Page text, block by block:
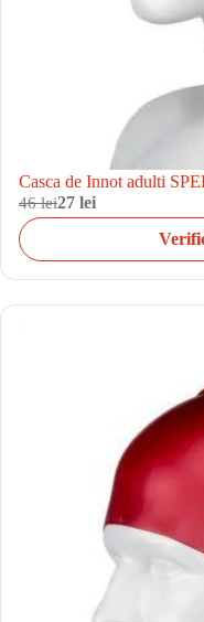
Casca de Innot adulti
46 lei27 lei